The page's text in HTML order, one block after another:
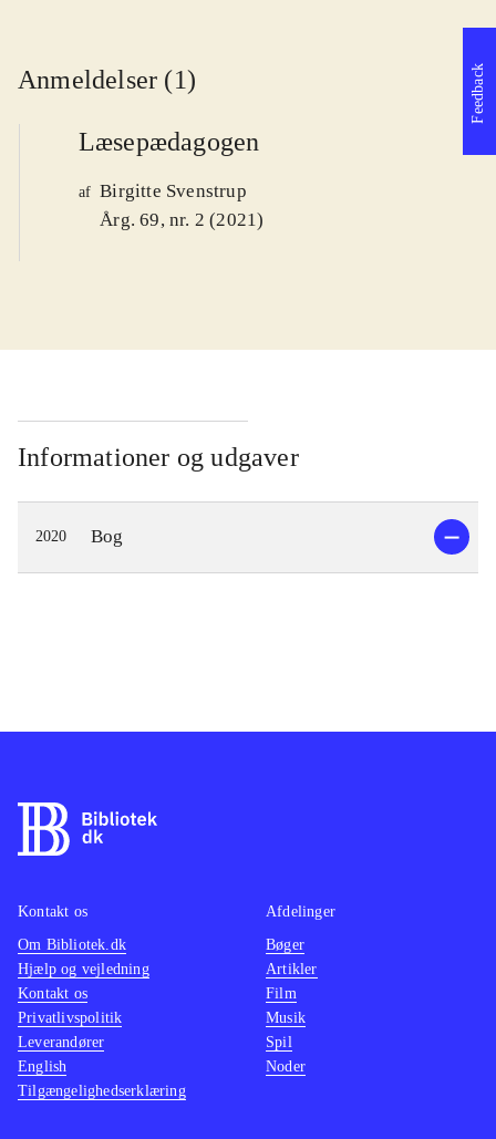
Anmeldelser (1)
Læsepædagogen
af Birgitte Svenstrup
Årg. 69, nr. 2 (2021)
Informationer og udgaver
2020 Bog
Feedback
Kontakt os
Om Bibliotek.dk
Hjælp og vejledning
Kontakt os
Privatlivspolitik
Leverandører
English
Tilgængelighedserklæring
Afdelinger
Bøger
Artikler
Film
Musik
Spil
Noder